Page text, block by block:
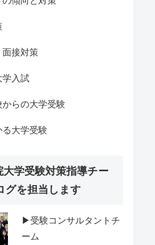
面接対策
学入試
らの大学受験
大学受験
大学受験対策指導チー
グを担当します
▶受験コンサルタントチ
ーム